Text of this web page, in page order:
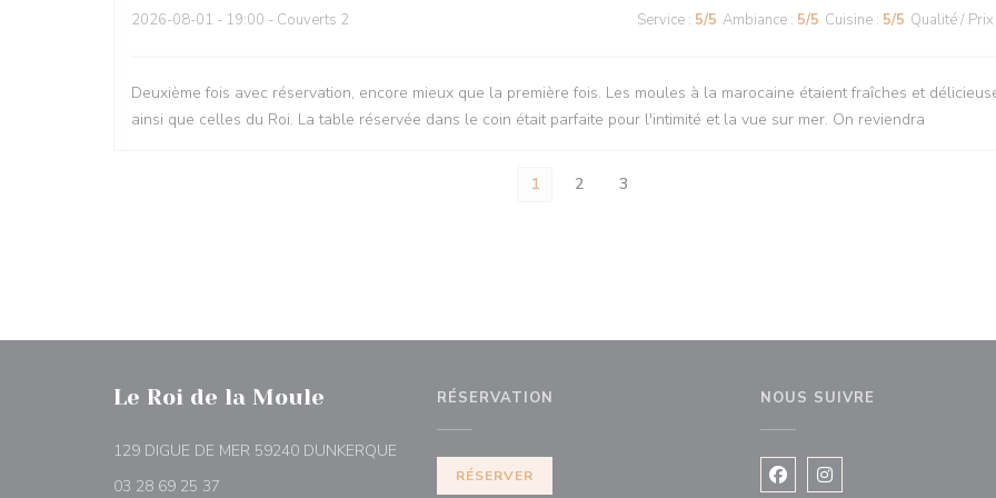
2026-08-01 - 19:00 - Couverts 2 Service : 5/5 Ambiance : 5/5 Cuisine : 5/5 Qualité / Prix
Deuxième fois avec réservation, encore mieux que la première fois. Les moules à la marocaine étaient fraîches et
ainsi que celles du Roi. La table réservée dans le coin était parfaite pour l'intimité et la vue sur mer. On reviendra
1 2 3
Le Roi de la Moule
129 DIGUE DE MER 59240 DUNKERQUE
03 28 69 25 37
RÉSERVATION
RÉSERVER
NOUS SUIVRE
Facebook ((ouvre une
Instagram ((ouvre une